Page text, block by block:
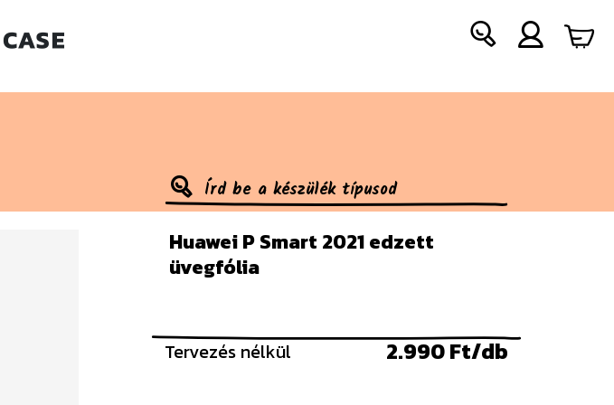
Huawei P Smart 2021 edzett
üvegfólia
Tervezés nélkül 2.990 Ft/db